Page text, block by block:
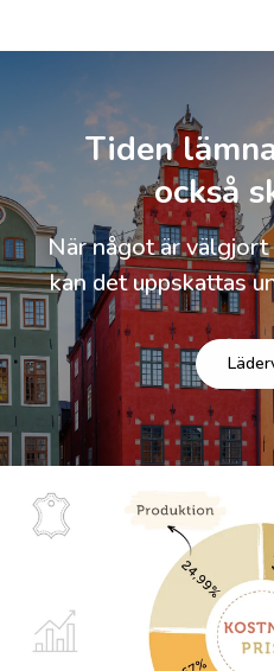
Tiden
också
När något är
kan det uppskattas